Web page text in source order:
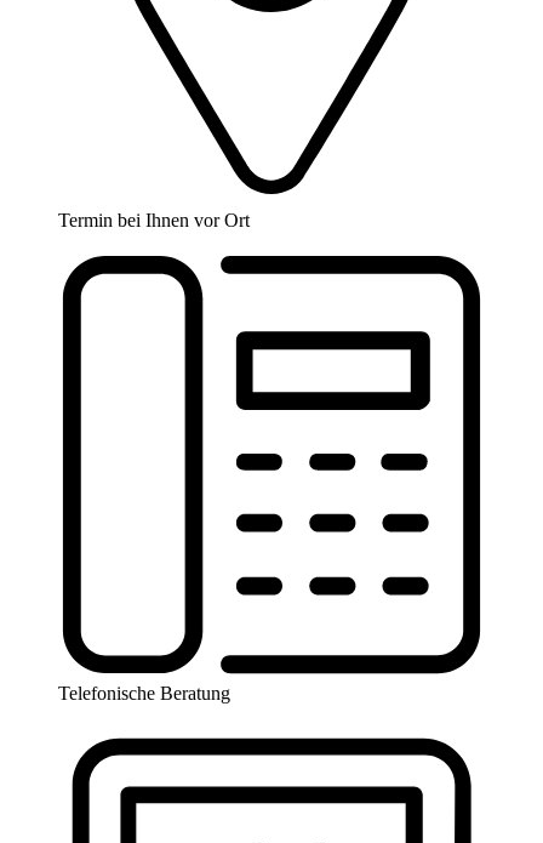
Termin bei Ihnen vor Ort
Telefonische Beratung